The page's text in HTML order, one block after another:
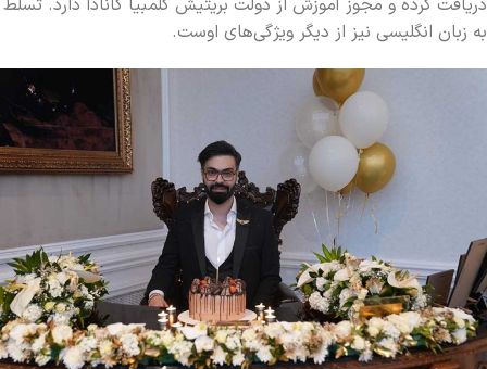
دریافت کرده و مجوز آموزش از دولت بریتیش کلمبیا کانادا دارد. تسلط
به زبان انگلیسی نیز از دیگر ویژگی‌های اوست.